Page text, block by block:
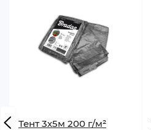
Тент 3х5м 200 г/м²